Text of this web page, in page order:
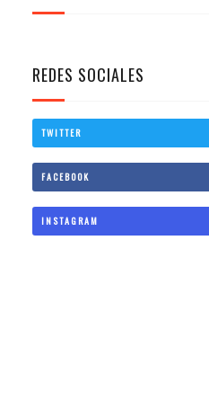
REDES SOCIALES
TWITTER
FACEBOOK
INSTAGRAM